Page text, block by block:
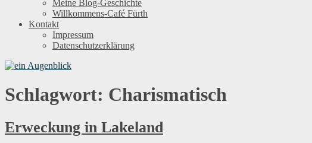
Meine Blog-Geschichte
Willkommens-Café Fürth
Kontakt
Impressum
Datenschutzerklärung
Schlagwort: Charismatisch
Erweckung in Lakeland